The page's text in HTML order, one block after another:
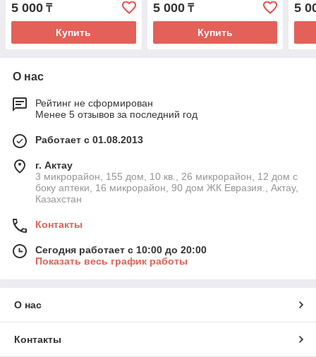
5 000 ₸
Купить
5 000₸
Купить
5
О нас
Рейтинг не сформирован
Менее 5 отзывов за последний год
Работает с 01.08.2013
г. Актау
3 микрорайон, 155 дом, 10 кв., 26 микрорайон, 12 дом с
боку аптеки, 16 микрорайон, 90 дом ЖК Евразия., Актау,
Казахстан
Контакты
Сегодня работает с 10:00 до 20:00
Показать весь график работы
О нас
Контакты